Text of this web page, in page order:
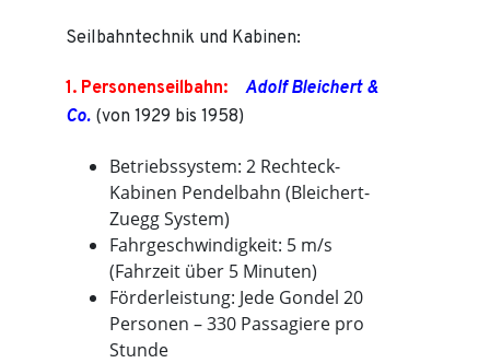
Seilbahntechnik und Kabinen:
1. Personenseilbahn:
Adolf Bleichert &
Co. (von 1929 bis 1958)
Betriebssystem: 2 Rechteck-
Kabinen Pendelbahn (Bleichert-
Zuegg System)
Fahrgeschwindigkeit: 5 m/s
(Fahrzeit über 5 Minuten)
Förderleistung: Jede Gondel 20
Personen – 330 Passagiere pro
Stunde